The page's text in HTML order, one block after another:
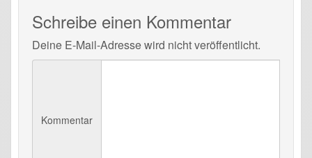
Schreibe einen Kommentar
Deine E-Mail-Adresse wird nicht veröffentlicht.
Kommentar